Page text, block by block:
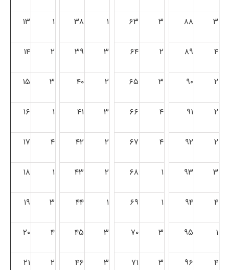
۳ ۸۸ ۳ ۶۳ ۱ ۳۸ ۱ ۱۳
۴ ۸۹ ۲ ۶۴ ۳ ۳۹ ۲ ۱۴
۲ ۹۰ ۳ ۶۵ ۲ ۴۰ ۳ ۱۵
۲ ۹۱ ۴ ۶۶ ۳ ۴۱ ۱ ۱۶
۲ ۹۲ ۴ ۶۷ ۲ ۴۲ ۴ ۱۷
۳ ۹۳ ۱ ۶۸ ۲ ۴۳ ۱ ۱۸
۴ ۹۴ ۱ ۶۹ ۱ ۴۴ ۳ ۱۹
۱ ۹۵ ۳ ۷۰ ۳ ۴۵ ۴ ۲۰
۴ ۹۶ ۳ ۷۱ ۳ ۴۶ ۲ ۲۱